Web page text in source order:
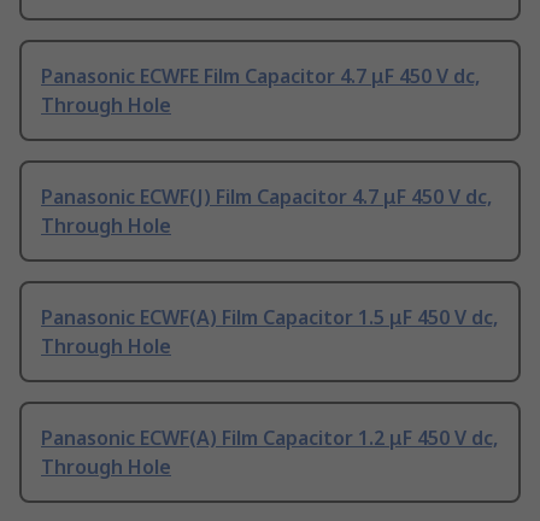
Panasonic ECWFE Film Capacitor 4.7 μF 450 V dc,
Through Hole
Panasonic ECWF(J) Film Capacitor 4.7 μF 450 V dc,
Through Hole
Panasonic ECWF(A) Film Capacitor 1.5 μF 450 V dc,
Through Hole
Panasonic ECWF(A) Film Capacitor 1.2 μF 450 V dc,
Through Hole